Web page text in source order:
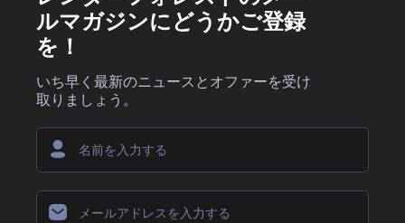
ルマガジンにどうかご登録
を！
いち早く最新のニュースとオファーを受け
取りましょう。